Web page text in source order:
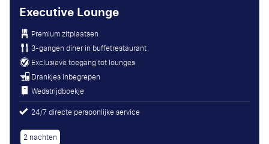
Executive Lounge
Premium zitplaatsen
3-gangen diner in buffetrestaurant
Exclusieve toegang tot lounges
Drankjes inbegrepen
Wedstrijdboekje
24/7 directe persoonlijke service
2 nachten